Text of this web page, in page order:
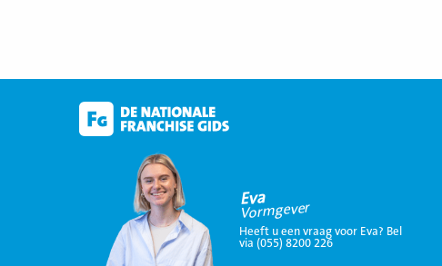
Eva
Vormgever
Heeft u een vraag voor Eva? Bel
via (055) 8200 226